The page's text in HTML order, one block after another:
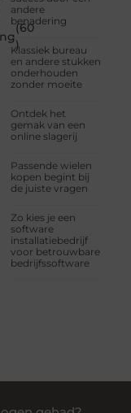
(60
)
andere
benadering
Klassiek bureau
en andere stukken
onderhouden
zonder moeite
Ontdek het
gemak van een
online slagerij
Passende wielen
kopen begint bij
de juiste vragen
Zo kies je een
software
installatiebedrijf
voor betrouwbare
bedrijfssoftware